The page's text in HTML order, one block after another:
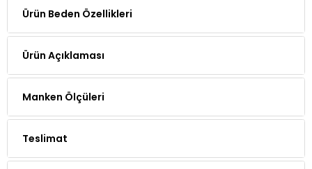
Ürün Açıklaması
Manken Ölçüleri
Teslimat
Ödeme